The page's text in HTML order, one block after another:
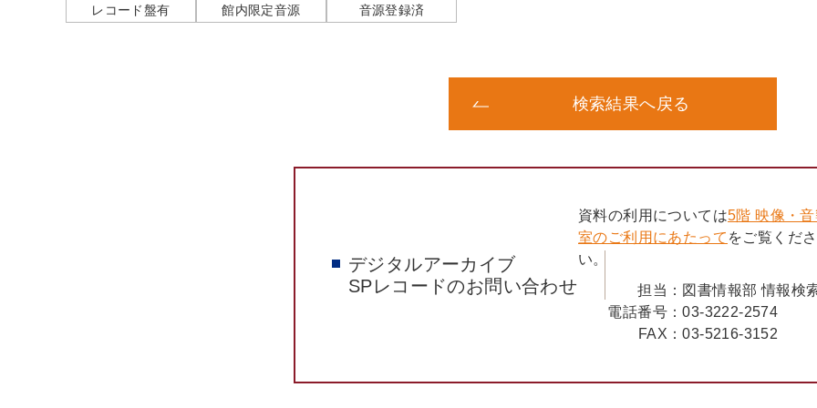
レコード盤有 館内限定音源 音源登録済
検索結果へ戻る
デジタルアーカイブ
SPレコードのお問い合わせ
資料の利用については5階 映像・
室のご利用にあたって をご覧くださ
い。
担当： 図書情報部 情報検
電話番号：03-3222-2574
FAX：03-5216-3152